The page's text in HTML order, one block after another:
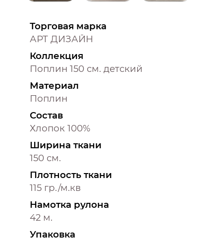
Торговая марка
АРТ ДИЗАЙН
Коллекция
Поплин 150 см. детский
Материал
Поплин
Состав
Хлопок 100%
Ширина ткани
150 см.
Плотность ткани
115 гр./м.кв
Намотка рулона
42 м.
Упаковка